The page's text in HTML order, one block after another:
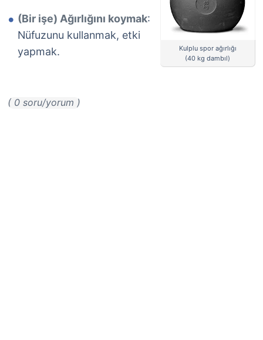
Kulplu spor ağırlığı
(40 kg dambıl)
(Bir işe) Ağırlığını koymak:
Nüfuzunu kullanmak, etki
yapmak.
( 0 soru/yorum )